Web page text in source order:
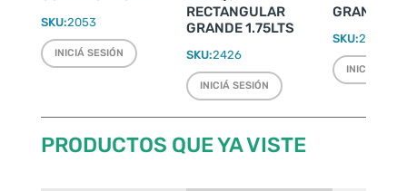
SKU:2053
INICIÁ SESIÓN
RECTANGULAR
GRANDE 1.75LTS
SKU:2426
INICIÁ SESIÓN
GRANDE
SKU:2433
INICIÁ
PRODUCTOS QUE YA VISTE